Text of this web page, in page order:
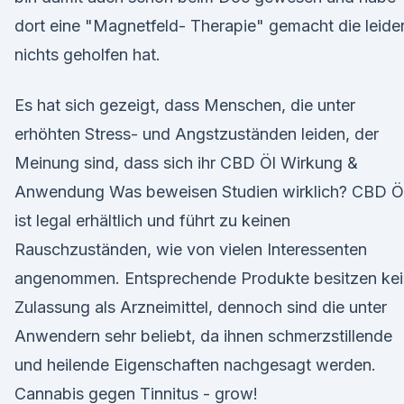
dort eine "Magnetfeld- Therapie" gemacht die
nichts geholfen hat.
Es hat sich gezeigt, dass Menschen, die unter
erhöhten Stress- und Angstzuständen leiden, der
Meinung sind, dass sich ihr CBD Öl Wirkung &
Anwendung Was beweisen Studien wirklich? CBD
ist legal erhältlich und führt zu keinen
Rauschzuständen, wie von vielen Interessenten
angenommen. Entsprechende Produkte besitzen
Zulassung als Arzneimittel, dennoch sind die unter
Anwendern sehr beliebt, da ihnen schmerzstillende
und heilende Eigenschaften nachgesagt werden.
Cannabis gegen Tinnitus - grow!